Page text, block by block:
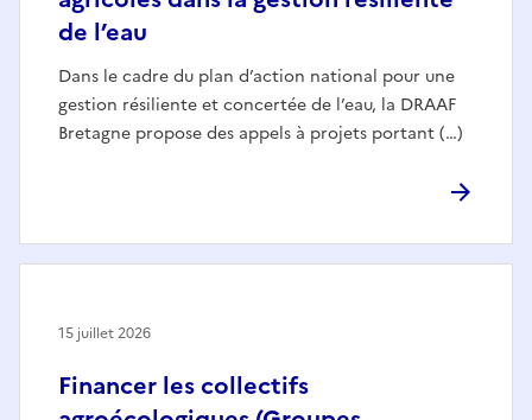
de l’eau
Dans le cadre du plan d’action national pour une
gestion résiliente et concertée de l’eau, la DRAAF
Bretagne propose des appels à projets portant (…)
Financer les collectifs
15 juillet 2026